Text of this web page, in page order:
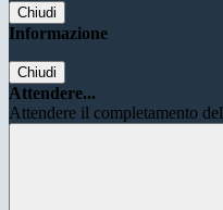
Chiudi
Informazione
Chiudi
Attendere...
Attendere il completamento